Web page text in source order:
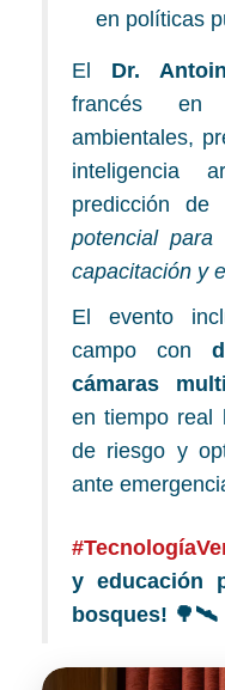
en políticas
El Dr.
francés en
ambientales,
inteligencia
predicción de
potencial
capacitación y
El evento
campo con
cámaras
en tiempo real
de riesgo y
ante
y educación
bosques! 🌳🛰